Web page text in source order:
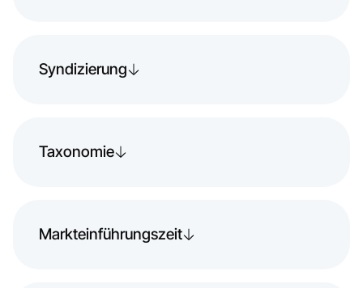
Syndizierung
Taxonomie
Markteinführungszeit